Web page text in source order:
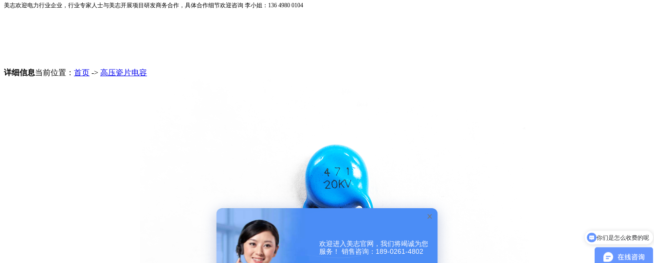
美志欢迎电力行业企业，行业专家人士与美志开展项目研发商务合作，具体合作细节欢迎咨询 李小姐：136 4980 0104
详细信息当前位置： 首页 -> 高压瓷片电容
你们是怎么收费的呢
欢迎进入美志官网，我们将竭诚为您
服务！ 销售咨询：189-0261-4802